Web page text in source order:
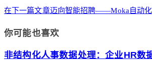
在下一篇文章迈向智能招聘——Moka自动
你可能也喜欢
非结构化人事数据处理：企业HR数